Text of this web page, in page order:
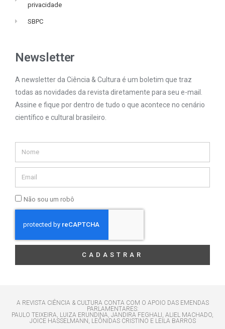
privacidade
SBPC
Newsletter
A newsletter da Ciência & Cultura é um boletim que traz
todas as novidades da revista diretamente para seu e-mail.
Assine e fique por dentro de tudo o que acontece no cenário
científico e cultural brasileiro.
Não sou um robô
CADASTRAR
A REVISTA CIÊNCIA & CULTURA CONTA COM O APOIO DAS EMENDAS
PARLAMENTARES:
PAULO TEIXEIRA, LUIZA ERUNDINA, JANDIRA FEGHALI, ALIEL MACHADO,
JOICE HASSELMANN, LEÔNIDAS CRISTINO E LEILA BARROS